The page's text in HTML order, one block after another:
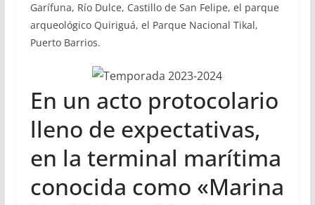
Garífuna, Río Dulce, Castillo de San Felipe, el parque
arqueológico Quiriguá, el Parque Nacional Tikal,
Puerto Barrios.
En un acto protocolario
lleno de expectativas,
en la terminal marítima
conocida como «Marina